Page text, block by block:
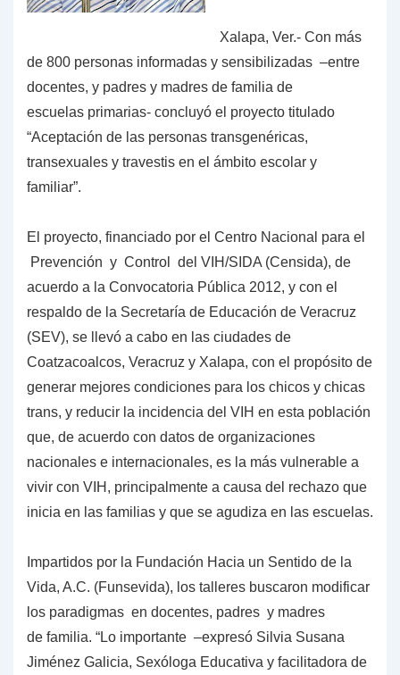
Xalapa, Ver.- Con más
de 800 personas informadas y sensibilizadas –entre
docentes, y padres y madres de familia de
escuelas primarias- concluyó el proyecto titulado
“Aceptación de las personas transgenéricas,
transexuales y travestis en el ámbito escolar y
familiar”.
El proyecto, financiado por el Centro Nacional para el
Prevención y Control del VIH/SIDA (Censida), de
acuerdo a la Convocatoria Pública 2012, y con el
respaldo de la Secretaría de Educación de Veracruz
(SEV), se llevó a cabo en las ciudades de
Coatzacoalcos, Veracruz y Xalapa, con el propósito de
generar mejores condiciones para los chicos y chicas
trans, y reducir la incidencia del VIH en esta población
que, de acuerdo con datos de organizaciones
nacionales e internacionales, es la más vulnerable a
vivir con VIH, principalmente a causa del rechazo que
inicia en las familias y que se agudiza en las escuelas.
Impartidos por la Fundación Hacia un Sentido de la
Vida, A.C. (Funsevida), los talleres buscaron modificar
los paradigmas en docentes, padres y madres
de familia. “Lo importante –expresó Silvia Susana
Jiménez Galicia, Sexóloga Educativa y facilitadora de